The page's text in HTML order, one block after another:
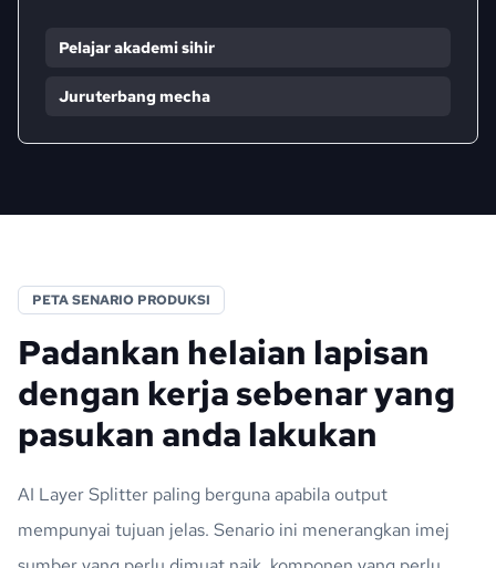
Pelajar akademi sihir
Juruterbang mecha
PETA SENARIO PRODUKSI
Padankan helaian lapisan
dengan kerja sebenar yang
pasukan anda lakukan
AI Layer Splitter paling berguna apabila output
mempunyai tujuan jelas. Senario ini menerangkan imej